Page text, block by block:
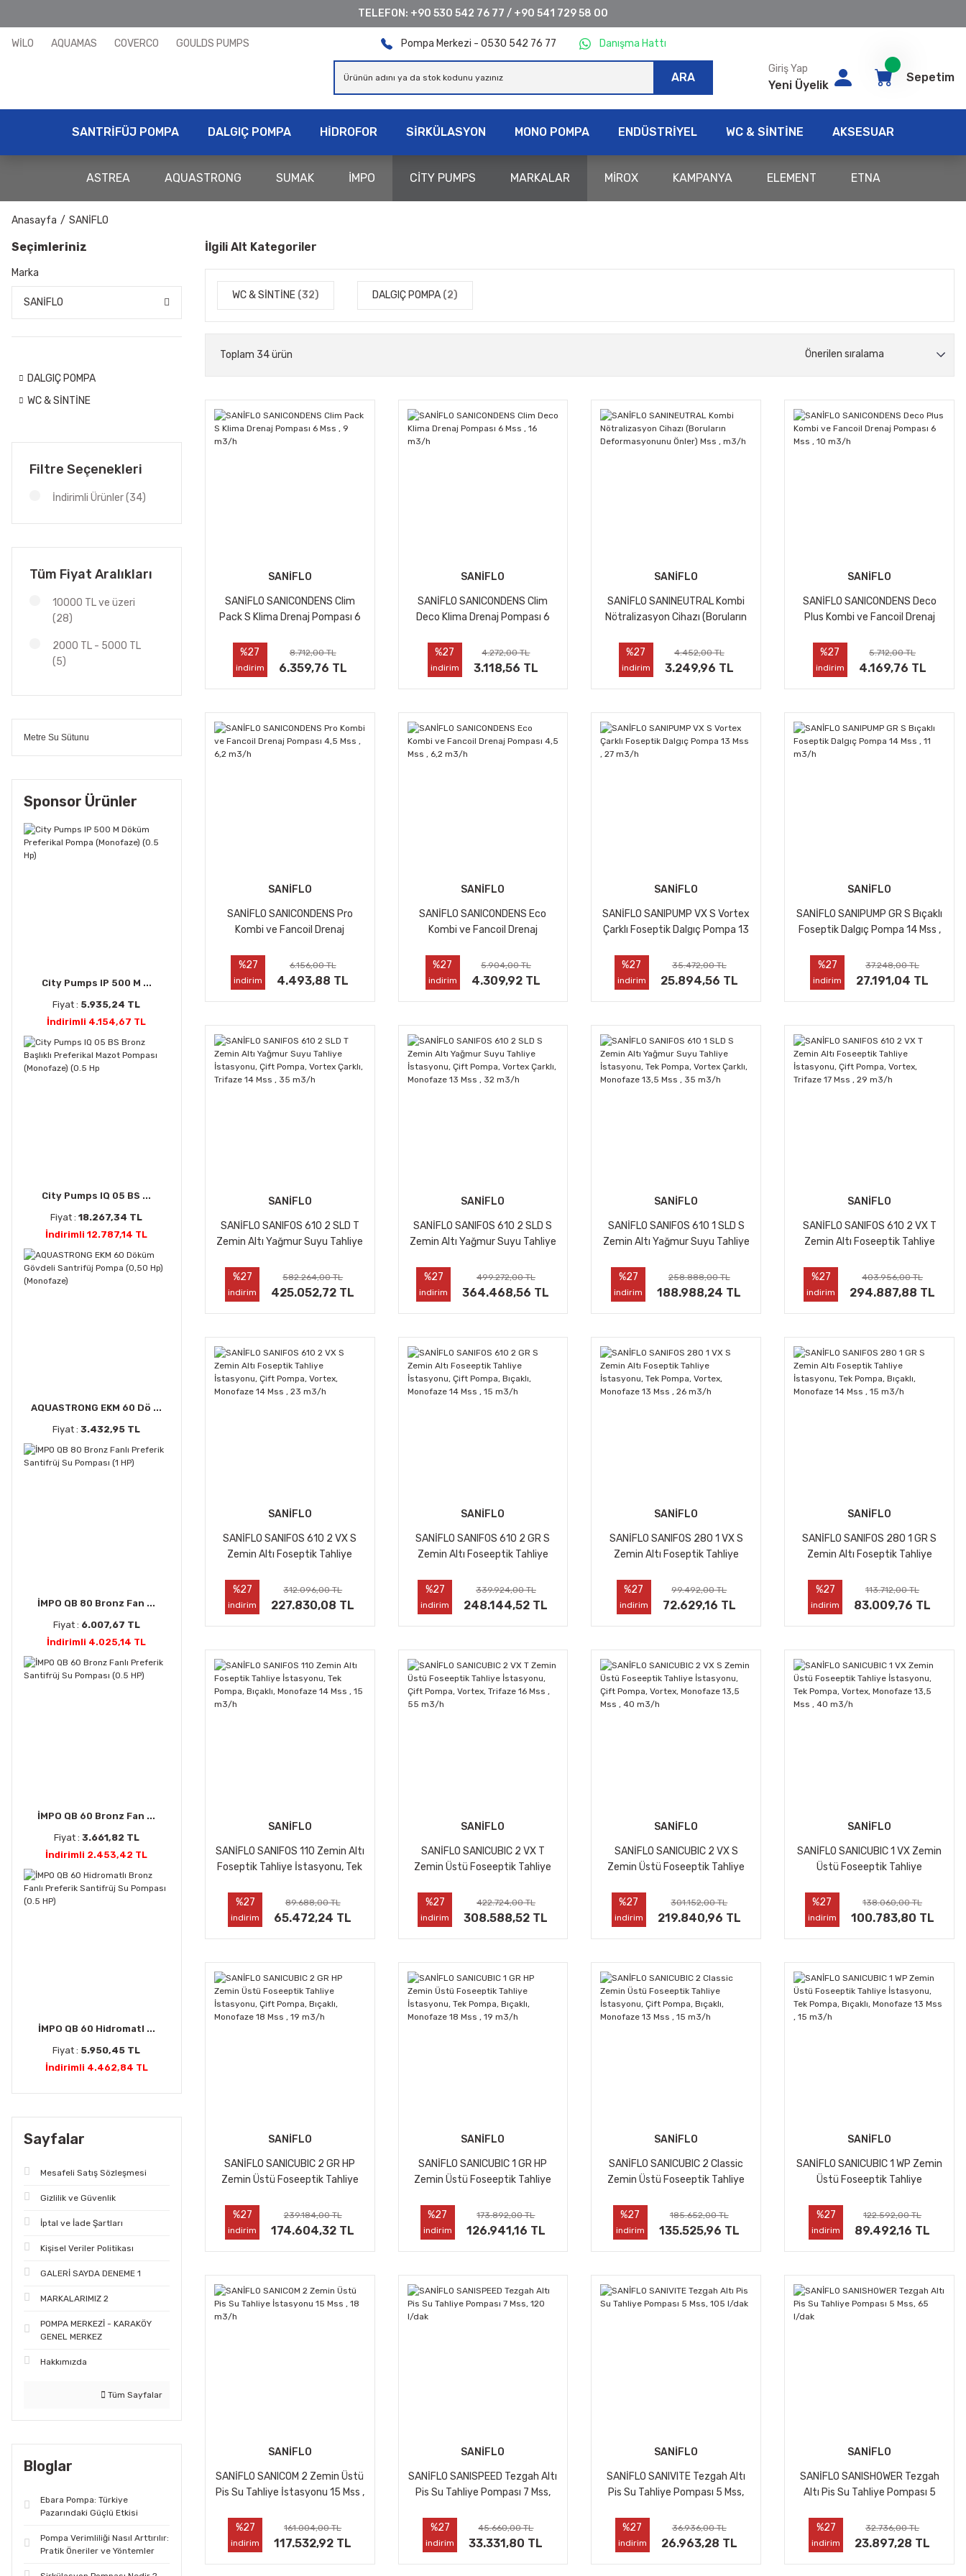
TELEFON: +90 530 542 76 77 / +90 541 729 58 00
WİLO AQUAMAS COVERCO GOULDS PUMPS Pompa Merkezi - 0530 542 76 77 Danışma Hattı
ARA
Giriş Yap
Yeni Üyelik
Sepetim
SANTRİFÜJ POMPA DALGIÇ POMPA HİDROFOR SİRKÜLASYON MONO POMPA ENDÜSTRİYEL WC & SİNTİNE AKSESUAR
ASTREA AQUASTRONG SUMAK İMPO CİTY PUMPS MARKALAR MİROX KAMPANYA ELEMENT ETNA
Anasayfa SANİFLO
Seçimleriniz
Marka
SANİFLO
DALGIÇ POMPA
WC & SİNTİNE
Filtre Seçenekleri
İndirimli Ürünler (34)
Tüm Fiyat Aralıkları
10000 TL ve üzeri
(28)
2000 TL - 5000 TL
(5)
Metre Su Sütunu
Sponsor Ürünler
City Pumps IP 500 M ...
Fiyat : 5.935,24 TL
İndirimli 4.154,67 TL
City Pumps IQ 05 BS ...
Fiyat :18.267,34 TL
İndirimli 12.787,14 TL
AQUASTRONG EKM 60 Dö ...
Fiyat :3.432,95 TL
İMPO QB 80 Bronz Fan ...
Fiyat : 6.007,67 TL
İndirimli 4.025,14 TL
İMPO QB 60 Bronz Fan ...
Fiyat : 3.661,82 TL
İndirimli 2.453,42 TL
İMPO QB 60 Hidromatl ...
Fiyat : 5.950,45 TL
İndirimli 4.462,84 TL
Sayfalar
Mesafeli Satış Sözleşmesi
Gizlilik ve Güvenlik
İptal ve İade Şartları
Kişisel Veriler Politikası
GALERİ SAYDA DENEME 1
MARKALARIMIZ 2
POMPA MERKEZİ - KARAKÖY
GENEL MERKEZ
Hakkımızda
Tüm Sayfalar
Bloglar
Ebara Pompa: Türkiye
Pazarındaki Güçlü Etkisi
Pompa Verimliliği Nasıl Arttırılır:
Pratik Öneriler ve Yöntemler
İlgili Alt Kategoriler
WC & SİNTİNE (32) DALGIÇ POMPA (2)
Toplam 34 ürün
SANİFLO
SANİFLO SANICONDENS Clim
Pack S Klima Drenaj Pompası 6
%27
indirim
8.712,00 TL
6.359,76 TL
SANİFLO
SANİFLO SANICONDENS Clim
Deco Klima Drenaj Pompası 6
%27
indirim
4.272,00 TL
3.118,56 TL
SANİFLO
SANİFLO SANINEUTRAL Kombi
Nötralizasyon Cihazı (Boruların
m3/h
%27
indirim
4.452,00 TL
3.249,96 TL
SANİFLO
SANİFLO SANICONDENS Deco
Plus Kombi ve Fancoil Drenaj
%27
indirim
5.712,00 TL
4.169,76 TL
SANİFLO
SANİFLO SANICONDENS Pro
Kombi ve Fancoil Drenaj
%27
indirim
6.156,00 TL
4.493,88 TL
SANİFLO
SANİFLO SANICONDENS Eco
Kombi ve Fancoil Drenaj
%27
indirim
5.904,00 TL
4.309,92 TL
SANİFLO
SANİFLO SANIPUMP VX S Vortex
Çarklı Foseptik Dalgıç Pompa 13
%27
indirim
35.472,00 TL
25.894,56 TL
SANİFLO
SANİFLO SANIPUMP GR S Bıçaklı
Foseptik Dalgıç Pompa 14 Mss ,
%27
indirim
37.248,00 TL
27.191,04 TL
SANİFLO
SANİFLO SANIFOS 610 2 SLD T
Zemin Altı Yağmur Suyu Tahliye
Çarklı, Trifaze 14 Mss , 35 m3/h
%27
indirim
582.264,00 TL
425.052,72 TL
SANİFLO
SANİFLO SANIFOS 610 2 SLD S
Zemin Altı Yağmur Suyu Tahliye
Çarklı, Monofaze 13 Mss , 32
m3/h
%27
indirim
499.272,00 TL
364.468,56 TL
SANİFLO
SANİFLO SANIFOS 610 1 SLD S
Zemin Altı Yağmur Suyu Tahliye
Çarklı, Monofaze 13,5 Mss , 35
m3/h
%27
indirim
258.888,00 TL
188.988,24 TL
SANİFLO
SANİFLO SANIFOS 610 2 VX T
Zemin Altı Foseeptik Tahliye
Trifaze 17 Mss , 29 m3/h
%27
indirim
403.956,00 TL
294.887,88 TL
SANİFLO
SANİFLO SANIFOS 610 2 VX S
Zemin Altı Foseptik Tahliye
Monofaze 14 Mss , 23 m3/h
%27
indirim
312.096,00 TL
227.830,08 TL
SANİFLO
SANİFLO SANIFOS 610 2 GR S
Zemin Altı Foseeptik Tahliye
Monofaze 14 Mss , 15 m3/h
%27
indirim
339.924,00 TL
248.144,52 TL
SANİFLO
SANİFLO SANIFOS 280 1 VX S
Zemin Altı Foseptik Tahliye
Monofaze 13 Mss , 26 m3/h
%27
indirim
99.492,00 TL
72.629,16 TL
SANİFLO
SANİFLO SANIFOS 280 1 GR S
Zemin Altı Foseptik Tahliye
Monofaze 14 Mss , 15 m3/h
%27
indirim
113.712,00 TL
83.009,76 TL
SANİFLO
SANİFLO SANIFOS 110 Zemin Altı
Foseptik Tahliye İstasyonu, Tek
, 15 m3/h
%27
indirim
89.688,00 TL
65.472,24 TL
SANİFLO
SANİFLO SANICUBIC 2 VX T
Zemin Üstü Foseeptik Tahliye
Trifaze 16 Mss , 55 m3/h
%27
indirim
422.724,00 TL
308.588,52 TL
SANİFLO
SANİFLO SANICUBIC 2 VX S
Zemin Üstü Foseeptik Tahliye
Monofaze 13,5 Mss , 40 m3/h
%27
indirim
301.152,00 TL
219.840,96 TL
SANİFLO
SANİFLO SANICUBIC 1 VX Zemin
Üstü Foseeptik Tahliye
Monofaze 13,5 Mss , 40 m3/h
%27
indirim
138.060,00 TL
100.783,80 TL
SANİFLO
SANİFLO SANICUBIC 2 GR HP
Zemin Üstü Foseeptik Tahliye
Monofaze 18 Mss , 19 m3/h
%27
indirim
239.184,00 TL
174.604,32 TL
SANİFLO
SANİFLO SANICUBIC 1 GR HP
Zemin Üstü Foseeptik Tahliye
Monofaze 18 Mss , 19 m3/h
%27
indirim
173.892,00 TL
126.941,16 TL
SANİFLO
SANİFLO SANICUBIC 2 Classic
Zemin Üstü Foseeptik Tahliye
Monofaze 13 Mss , 15 m3/h
%27
indirim
185.652,00 TL
135.525,96 TL
SANİFLO
SANİFLO SANICUBIC 1 WP Zemin
Üstü Foseeptik Tahliye
Monofaze 13 Mss , 15 m3/h
%27
indirim
122.592,00 TL
89.492,16 TL
SANİFLO
SANİFLO SANICOM 2 Zemin Üstü
Pis Su Tahliye İstasyonu 15 Mss ,
%27
indirim
161.004,00 TL
117.532,92 TL
SANİFLO
SANİFLO SANISPEED Tezgah Altı
Pis Su Tahliye Pompası 7 Mss,
%27
indirim
45.660,00 TL
33.331,80 TL
SANİFLO
SANİFLO SANIVITE Tezgah Altı
Pis Su Tahliye Pompası 5 Mss,
%27
indirim
36.936,00 TL
26.963,28 TL
SANİFLO
SANİFLO SANISHOWER Tezgah
Altı Pis Su Tahliye Pompası 5
%27
indirim
32.736,00 TL
23.897,28 TL